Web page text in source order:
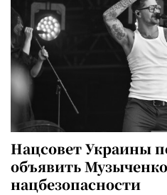
Нацсовет Украины
объявить
нацбезопасности